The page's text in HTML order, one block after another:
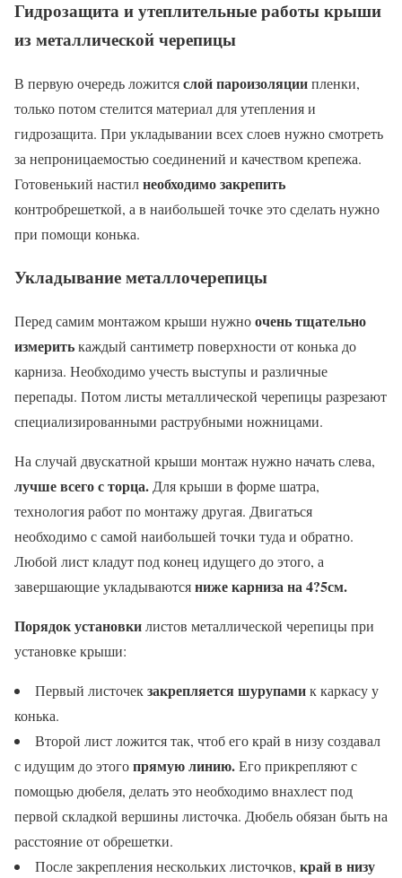
Гидрозащита и утеплительные работы крыши
из металлической черепицы
В первую очередь ложитсяслой пароизоляциипленки,
только потом стелится материал для утепления и
гидрозащита. При укладывании всех слоев нужно смотреть
за непроницаемостью соединений и качеством крепежа.
Готовенький настилнеобходимо закрепить
контробрешеткой, а в наибольшей точке это сделать нужно
при помощи конька.
Укладывание металлочерепицы
Перед самим монтажом крыши нужноочень тщательно
измеритькаждый сантиметр поверхности от конька до
карниза. Необходимо учесть выступы и различные
перепады. Потом листы металлической черепицы разрезают
специализированными раструбными ножницами.
На случай двускатной крыши монтаж нужно начать слева,
лучше всего с торца. Для крыши в форме шатра,
технология работ по монтажу другая. Двигаться
необходимо с самой наибольшей точки туда и обратно.
Любой лист кладут под конец идущего до этого, а
завершающие укладываютсяниже карниза на 4?5см.
Порядок установкилистов металлической черепицы при
установке крыши:
Первый листочекзакрепляется шурупамик каркасу у
конька.
Второй лист ложится так, чтоб его край в низу создавал
с идущим до этогопрямую линию.Его прикрепляют с
помощью дюбеля, делать это необходимо внахлест под
первой складкой вершины листочка. Дюбель обязан быть на
расстояние от обрешетки.
После закрепления нескольких листочков, край в низу